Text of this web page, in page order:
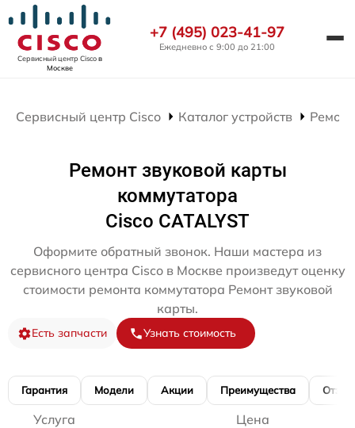
Сервисный центр Ciscoв
Москве
+7 (495) 023-41-97
Ежедневно с 9:00 до 21:00
Сервисный центр Cisco Каталог устройств
Ремонт звуковой карты
коммутатора
Cisco CATALYST
Оформите обратный звонок. Наши мастера из
сервисного центра Cisco в Москве произведут оценку
стоимости ремонта коммутатора Ремонт звуковой
карты.
Есть запчасти Узнать стоимость
Гарантия Модели Акции Преимущества
Услуга Цена